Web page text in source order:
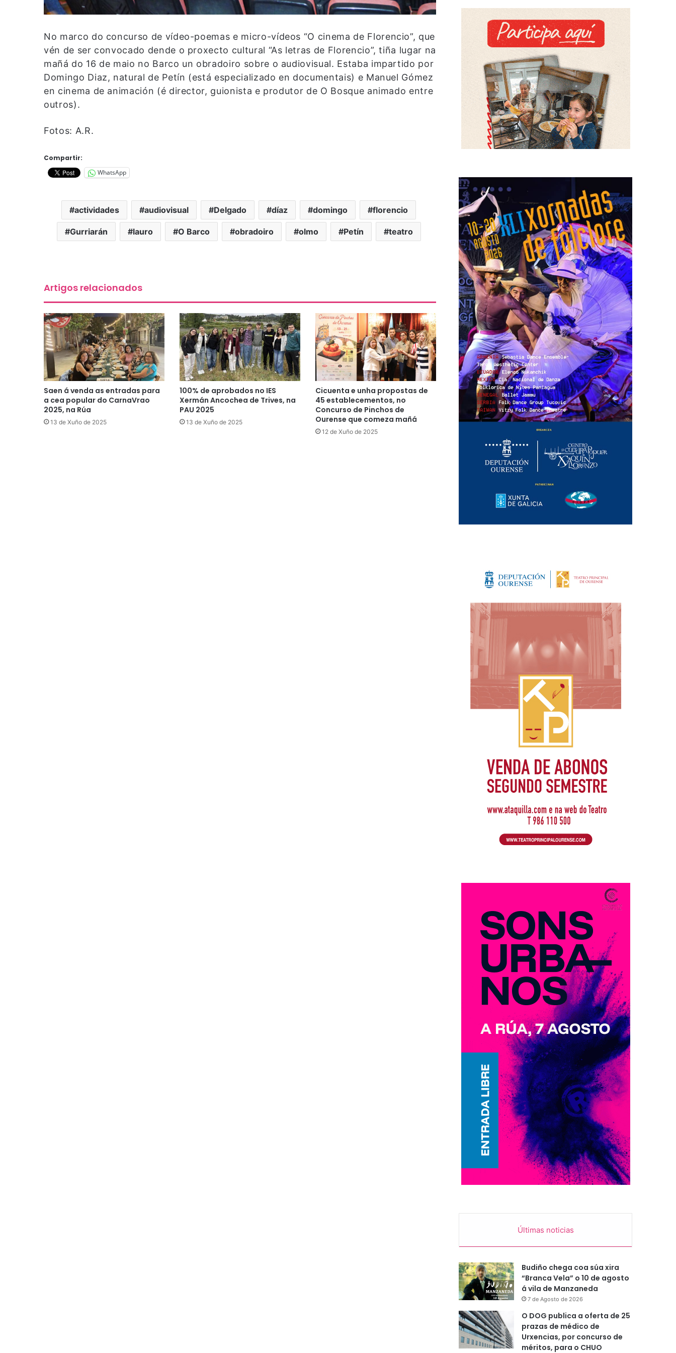
No marco do concurso de vídeo-poemas e micro-vídeos “O cinema de Florencio”, que
vén de ser convocado dende o proxecto cultural “As letras de Florencio”, tiña lugar na
mañá do 16 de maio no Barco un obradoiro sobre o audiovisual. Estaba impartido por
Domingo Diaz, natural de Petín (está especializado en documentais) e Manuel Gómez
en cinema de animación (é director, guionista e produtor de O Bosque animado entre
outros).
Fotos: A.R.
Compartir:
WhatsApp
actividades audiovisual Delgado díaz domingo florencio
Gurriarán lauro O Barco obradoiro olmo Petín teatro
Artigos relacionados
Saen á venda as entradas para
a cea popular do CarnaVrao
2025, na Rúa
13 de Xuño de 2025
100% de aprobados no IES
Xermán Ancochea de Trives, na
PAU 2025
13 de Xuño de 2025
Cicuenta e unha propostas de
45 establecementos, no
Concurso de Pinchos de
Ourense que comeza mañá
12 de Xuño de 2025
Últimas noticias
Budiño chega coa súa xira
“Branca Vela” o 10 de agosto
á vila de Manzaneda
7 de Agosto de 2026
O DOG publica a oferta de 25
prazas de médico de
Urxencias, por concurso de
méritos, para o CHUO